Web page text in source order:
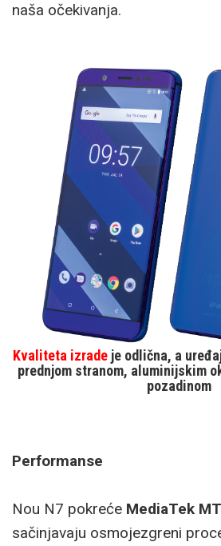
naša očekivanja.
Kvaliteta izradeje odlična, a
prednjom stranom, aluminijskim
pozadinom
Performanse
Nou N7 pokreće MediaTek
sačinjavaju osmojezgreni